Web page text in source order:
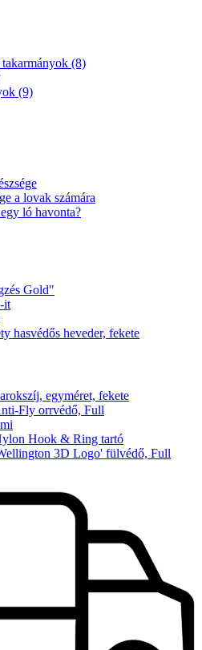
(8)
(9)
a lovak számára
ló havonta?
Gold"
it
hasvédős heveder, fekete
egyméret, fekete
Fly orrvédő, Full
Hook & Ring tartó
3D Logo' fülvédő, Full